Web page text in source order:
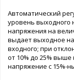
Автоматический
уровень выходного
напряжения на
выдает выходное
входного; при
от 10% до 25%
напряжение с 15%-